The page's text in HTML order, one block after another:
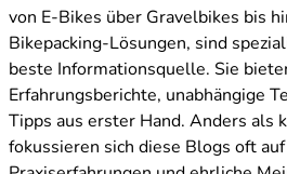
von E-Bikes über Gravelbikes bis
Bikepacking-Lösungen, sind
beste Informationsquelle. Sie
Erfahrungsberichte, unabhängige
Tipps aus erster Hand. Anders als
fokussieren sich diese Blogs oft